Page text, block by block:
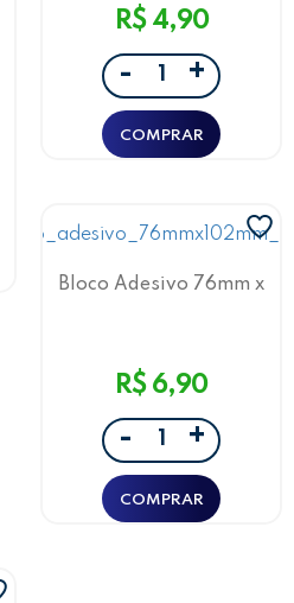
R$ 4,90
- +
Bloco Adesivo 76mm x
R$ 6,90
- +